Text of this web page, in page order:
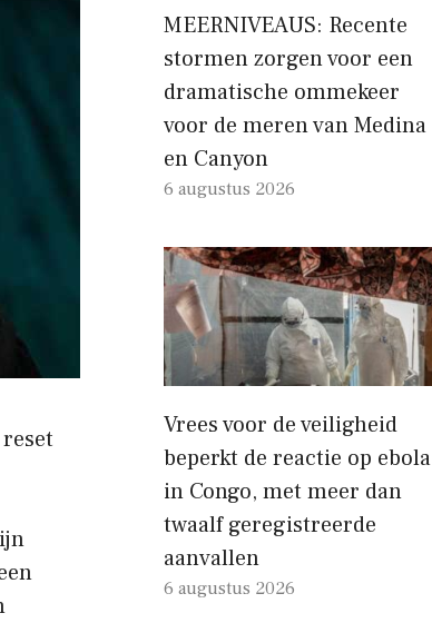
MEERNIVEAUS: Recente
stormen zorgen voor een
dramatische ommekeer
voor de meren van Medina
en Canyon
6 augustus 2026
Vrees voor de veiligheid
beperkt de reactie op ebola
in Congo, met meer dan
twaalf geregistreerde
aanvallen
6 augustus 2026